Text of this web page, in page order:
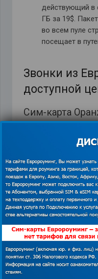
действующий в
ГБ за 19$.
во всем пуле
посещает в
Звонки из
доступной
Сим-карта
для
общения в
но вот для
лучший
выбирать
оператора
Подробнее о
других странах